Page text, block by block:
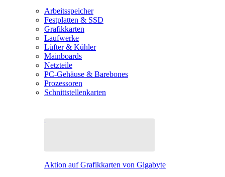
Arbeitsspeicher
Festplatten & SSD
Grafikkarten
Laufwerke
Lüfter & Kühler
Mainboards
Netzteile
PC-Gehäuse & Barebones
Prozessoren
Schnittstellenkarten
Aktion auf Grafikkarten von Gigabyte